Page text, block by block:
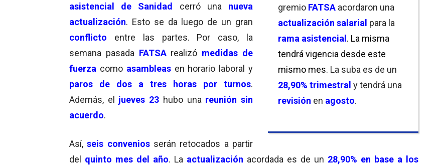
gremio FATSA acordaron una
actualización salarial para la
rama asistencial. La misma
tendrá vigencia desde este
mismo mes. La suba es de un
28,90% trimestral y tendrá una
revisión en agosto.
asistencial de Sanidad
cerró una nueva
actualización. Esto se da luego de un gran
conflicto
entre las partes. Por caso, la
semana pasada FATSA realizó medidas de
fuerza como asambleas en horario laboral y
paros de dos a tres horas por turnos.
Además, el jueves 23 hubo una reunión sin
acuerdo.
Así,seis convenios serán retocados a partir
del quinto mes del año. La actualización acordada es de un 28,90% en base a los